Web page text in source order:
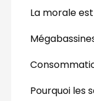
La morale
Pourquoi les